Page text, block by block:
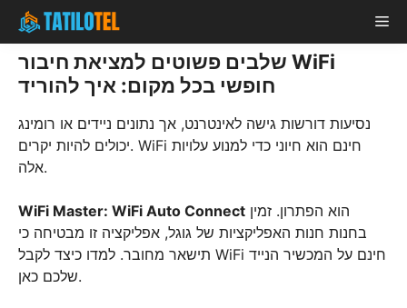
Skip
content
שלבים פשוטים למציאת חיבור WiFi
חופשי בכל מקום: איך להוריד
נסיעות דורשות גישה לאינטרנט, אך נתונים ניידים או רומינג
יכולים להיות יקרים. WiFi חינם הוא חיוני כדי למנוע עלויות
אלה.
WiFi Master: WiFi Auto Connect
בחנות חנות האפליקציות של גוגל, אפליקציה זו מבטיחה כי
תישאר מחובר. למדו כיצד לקבל WiFi חינם על המכשיר הנייד
שלכם כאן.